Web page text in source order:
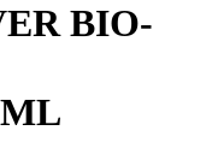
BIO-